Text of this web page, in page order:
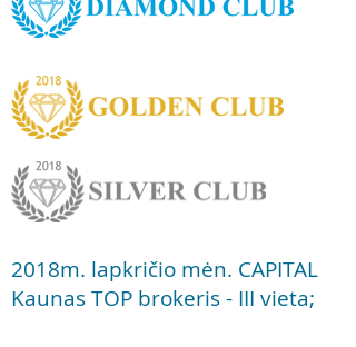
2018m. lapkričio mėn. CAPITAL
Kaunas TOP brokeris - III vieta;